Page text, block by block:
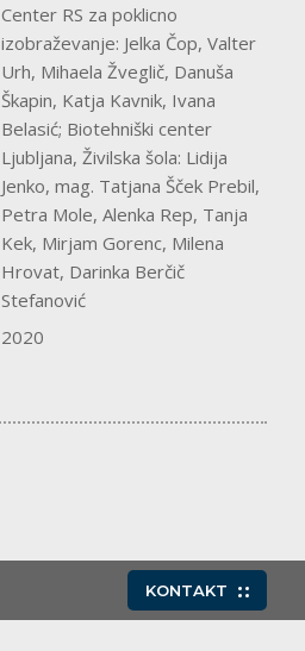
Center RS za poklicno
izobraževanje: Jelka Čop, Valter
Urh, Mihaela Žveglič, Danuša
Škapin, Katja Kavnik, Ivana
Belasić; Biotehniški center
Ljubljana, Živilska šola: Lidija
Jenko, mag. Tatjana Šček Prebil,
Petra Mole, Alenka Rep, Tanja
Kek, Mirjam Gorenc, Milena
Hrovat, Darinka Berčič
Stefanović
2020
KONTAKT